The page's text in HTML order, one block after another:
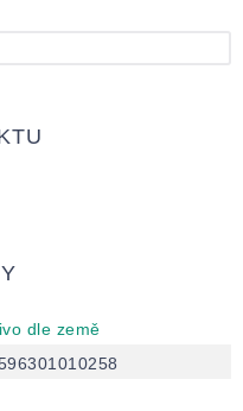
dle země